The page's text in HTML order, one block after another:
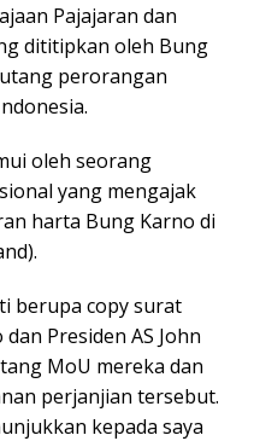
Pajajaran dan
dititipkan oleh Bung
perorangan
oleh seorang
yang mengajak
harta Bung Karno di
berupa copy surat
Presiden AS John
MoU mereka dan
perjanjian tersebut.
kepada saya